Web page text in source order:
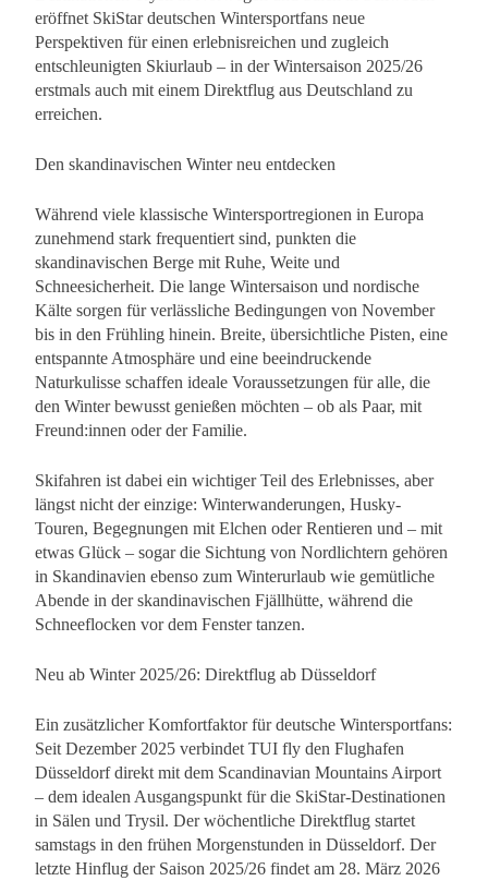
eröffnet SkiStar deutschen Wintersportfans neue
Perspektiven für einen erlebnisreichen und zugleich
entschleunigten Skiurlaub – in der Wintersaison 2025/26
erstmals auch mit einem Direktflug aus Deutschland zu
erreichen.
Den skandinavischen Winter neu entdecken
Während viele klassische Wintersportregionen in Europa
zunehmend stark frequentiert sind, punkten die
skandinavischen Berge mit Ruhe, Weite und
Schneesicherheit. Die lange Wintersaison und nordische
Kälte sorgen für verlässliche Bedingungen von November
bis in den Frühling hinein. Breite, übersichtliche Pisten, eine
entspannte Atmosphäre und eine beeindruckende
Naturkulisse schaffen ideale Voraussetzungen für alle, die
den Winter bewusst genießen möchten – ob als Paar, mit
Freund:innen oder der Familie.
Skifahren ist dabei ein wichtiger Teil des Erlebnisses, aber
längst nicht der einzige: Winterwanderungen, Husky-
Touren, Begegnungen mit Elchen oder Rentieren und – mit
etwas Glück – sogar die Sichtung von Nordlichtern gehören
in Skandinavien ebenso zum Winterurlaub wie gemütliche
Abende in der skandinavischen Fjällhütte, während die
Schneeflocken vor dem Fenster tanzen.
Neu ab Winter 2025/26: Direktflug ab Düsseldorf
Ein zusätzlicher Komfortfaktor für deutsche Wintersportfans:
Seit Dezember 2025 verbindet TUI fly den Flughafen
Düsseldorf direkt mit dem Scandinavian Mountains Airport
– dem idealen Ausgangspunkt für die SkiStar-Destinationen
in Sälen und Trysil. Der wöchentliche Direktflug startet
samstags in den frühen Morgenstunden in Düsseldorf. Der
letzte Hinflug der Saison 2025/26 findet am 28. März 2026